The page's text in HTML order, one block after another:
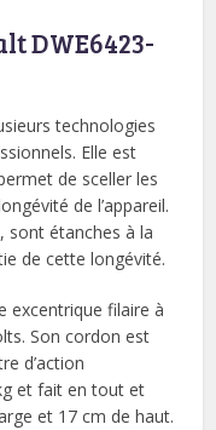
DWE6423-
technologies
Elle est
de sceller les
de l’appareil.
sont étanches à la
de cette longévité.
excentrique filaire à
Son cordon est
d’action
et fait en tout et
et 17 cm de haut.